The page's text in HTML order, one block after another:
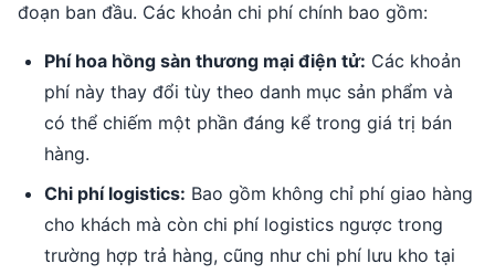
đoạn ban đầu. Các khoản chi phí chính bao gồm:
Phí hoa hồng sàn thương mại điện tử: Các khoản
phí này thay đổi tùy theo danh mục sản phẩm và
có thể chiếm một phần đáng kể trong giá trị bán
hàng.
Chi phí logistics: Bao gồm không chỉ phí giao hàng
cho khách mà còn chi phí logistics ngược trong
trường hợp trả hàng, cũng như chi phí lưu kho tại